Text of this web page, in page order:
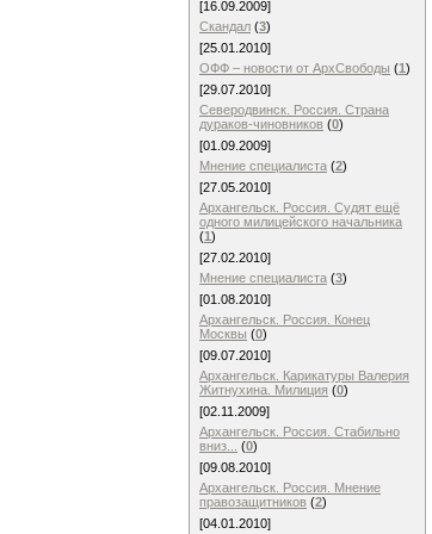
[16.09.2009]
Скандал (3)
[25.01.2010]
ОФФ – новости от АрхСвободы (1)
[29.07.2010]
Северодвинск. Россия. Страна
дураков-чиновников (0)
[01.09.2009]
Мнение специалиста (2)
[27.05.2010]
Архангельск. Россия. Судят ещё
одного милицейского начальника
(1)
[27.02.2010]
Мнение специалиста (3)
[01.08.2010]
Архангельск. Россия. Конец
Москвы (0)
[09.07.2010]
Архангельск. Карикатуры Валерия
Житнухина. Милиция (0)
[02.11.2009]
Архангельск. Россия. Стабильно
вниз...
(0)
[09.08.2010]
Архангельск. Россия. Мнение
правозащитников (2)
[04.01.2010]